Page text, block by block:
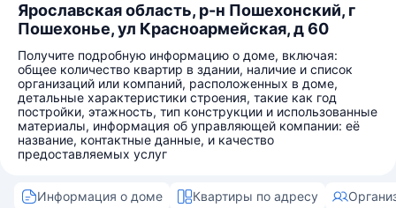
Ярославская область, р-н Пошехонский, г
Пошехонье, ул Красноармейская, д 60
Получите подробную информацию о доме, включая:
общее количество квартир в здании, наличие и список
организаций или компаний, расположенных в доме,
детальные характеристики строения, такие как год
постройки, этажность, тип конструкции и использованные
материалы, информация об управляющей компании: её
название, контактные данные, и качество
предоставляемых услуг
Информация о доме Квартиры по адресу